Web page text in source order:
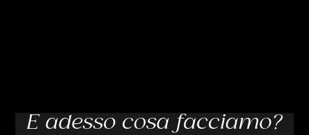
E adesso cosa facciamo?